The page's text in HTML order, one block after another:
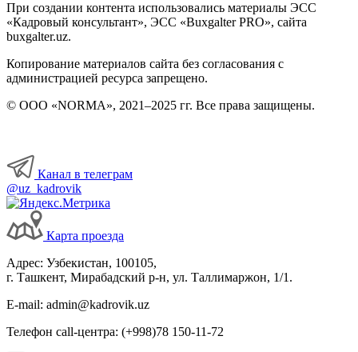
При создании контента использовались материалы ЭСС
«Кадровый консультант», ЭСС «Buxgalter PRO», сайта
buxgalter.uz.
Копирование материалов сайта без согласования с
администрацией ресурса запрещено.
© ООО «NORMA», 2021–2025 гг. Все права защищены.
Канал в телеграм
@uz_kadrovik
Карта проезда
Адрес: Узбекистан, 100105,
г. Ташкент, Мирабадский р-н, ул. Таллимаржон, 1/1.
E-mail: admin@kadrovik.uz
Телефон call-центра: (+998)78 150-11-72